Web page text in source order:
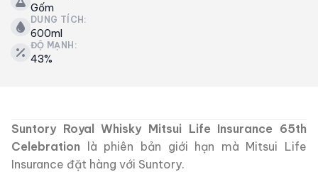
Gốm
DUNG TÍCH:
600ml
ĐỘ MẠNH:
43%
Suntory Royal Whisky Mitsui Life Insurance 65th
Celebration là phiên bản giới hạn mà Mitsui Life
Insurance đặt hàng với Suntory.